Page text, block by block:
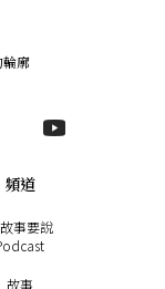
輪廓
頻道
事要說
故事